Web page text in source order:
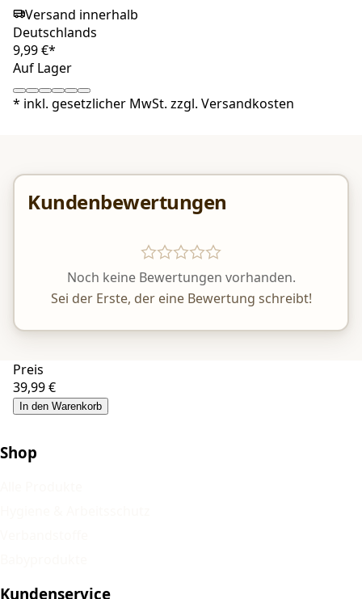
Versand innerhalb
Deutschlands
9,99 €*
Auf Lager
* inkl. gesetzlicher MwSt. zzgl. Versandkosten
Kundenbewertungen
Noch keine Bewertungen vorhanden.
Sei der Erste, der eine Bewertung schreibt!
Preis
39,99 €
In den Warenkorb
Shop
Kundenservice